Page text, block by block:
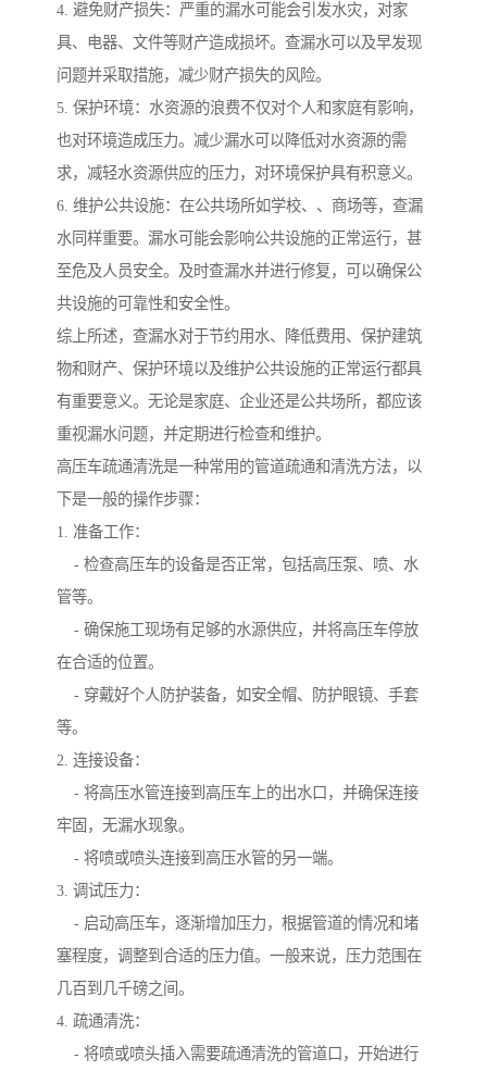
4. 避免财产损失：严重的漏水可能会引发水灾，对家
具、电器、文件等财产造成损坏。查漏水可以及早发现
问题并采取措施，减少财产损失的风险。
5. 保护环境：水资源的浪费不仅对个人和家庭有影响，
也对环境造成压力。减少漏水可以降低对水资源的需
求，减轻水资源供应的压力，对环境保护具有积意义。
6. 维护公共设施：在公共场所如学校、、商场等，查漏
水同样重要。漏水可能会影响公共设施的正常运行，甚
至危及人员安全。及时查漏水并进行修复，可以确保公
共设施的可靠性和安全性。
综上所述，查漏水对于节约用水、降低费用、保护建筑
物和财产、保护环境以及维护公共设施的正常运行都具
有重要意义。无论是家庭、企业还是公共场所，都应该
重视漏水问题，并定期进行检查和维护。
高压车疏通清洗是一种常用的管道疏通和清洗方法，以
下是一般的操作步骤：
1. 准备工作：
- 检查高压车的设备是否正常，包括高压泵、喷、水
管等。
- 确保施工现场有足够的水源供应，并将高压车停放
在合适的位置。
- 穿戴好个人防护装备，如安全帽、防护眼镜、手套
等。
2. 连接设备：
- 将高压水管连接到高压车上的出水口，并确保连接
牢固，无漏水现象。
- 将喷或喷头连接到高压水管的另一端。
3. 调试压力：
- 启动高压车，逐渐增加压力，根据管道的情况和堵
塞程度，调整到合适的压力值。一般来说，压力范围在
几百到几千磅之间。
4. 疏通清洗：
- 将喷或喷头插入需要疏通清洗的管道口，开始进行